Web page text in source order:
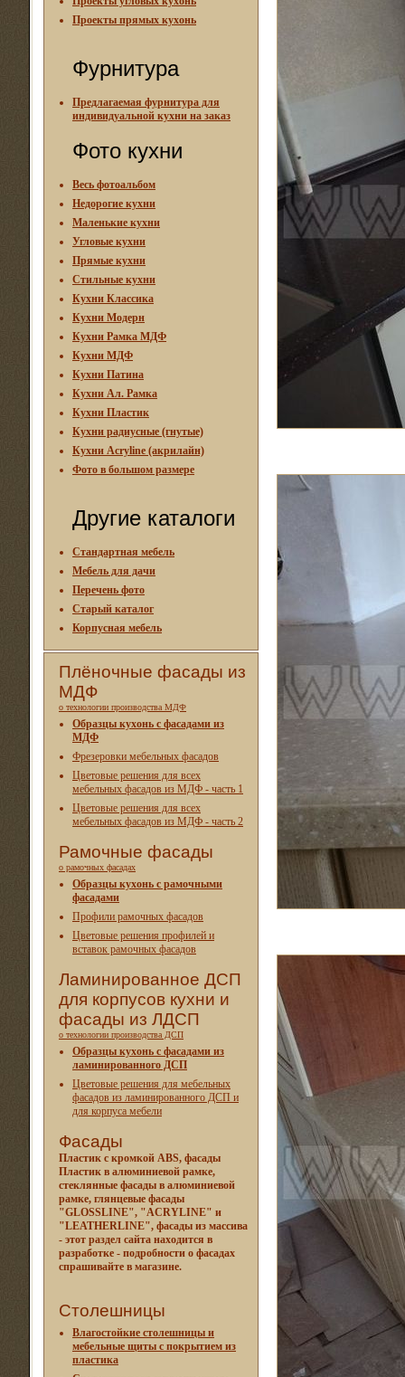
Проекты прямых кухонь
Фурнитура
Предлагаемая фурнитура для
индивидуальной кухни на заказ
Фото кухни
Весь фотоальбом
Недорогие кухни
Маленькие кухни
Угловые кухни
Прямые кухни
Стильные кухни
Кухни Классика
Кухни Модерн
Кухни Рамка МДФ
Кухни МДФ
Кухни Патина
Кухни Ал. Рамка
Кухни Пластик
Кухни радиусные (гнутые)
Кухни Acryline (акрилайн)
Фото в большом размере
Другие каталоги
Стандартная мебель
Мебель для дачи
Перечень фото
Старый каталог
Корпусная мебель
Плёночные фасады из
МДФ
о технологии производства МДФ
Образцы кухонь с фасадами из
МДФ
Фрезеровки мебельных фасадов
Цветовые решения для всех
мебельных фасадов из МДФ - часть 1
Цветовые решения для всех
мебельных фасадов из МДФ - часть 2
Рамочные фасады
о рамочных фасадах
Образцы кухонь с рамочными
фасадами
Профили рамочных фасадов
Цветовые решения профилей и
вставок рамочных фасадов
Ламинированное ДСП
для корпусов кухни и
фасады из ЛДСП
о технологии производства ДСП
Образцы кухонь с фасадами из
ламинированного ДСП
Цветовые решения для мебельных
фасадов из ламинированного ДСП и
для корпуса мебели
Фасады
Пластик с кромкой ABS, фасады
Пластик в алюминиевой рамке,
стеклянные фасады в алюминиевой
рамке, глянцевые фасады
"GLOSSLINE", "ACRYLINE" и
"LEATHERLINE", фасады из массива
- этот раздел сайта находится в
разработке - подробности о фасадах
спрашивайте в магазине.
Столешницы
Влагостойкие столешницы и
мебельные щиты c покрытием из
пластика